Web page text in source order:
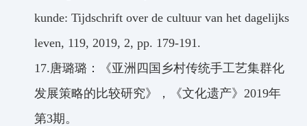
kunde: Tijdschrift over de cultuur van het dagelijks
leven, 119, 2019, 2, pp. 179-191.
17.唐璐璐：《亚洲四国乡村传统手工艺集群化
发展策略的比较研究》，《文化遗产》2019年
第3期。